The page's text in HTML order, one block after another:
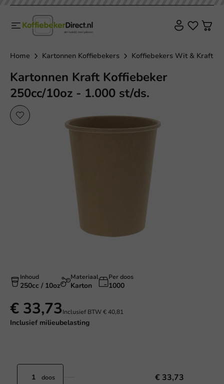
Home Kartonnen Koffiebekers Koffiebekers Wit & Kraft
Kartonnen Kraft Koffiebeker
250cc/10oz - 1.000 st/ds.
Inhoud
250cc / 10oz
Materiaal
Karton
Per doos
1000
€ 33,73Inclusief BTW€ 40,81
Inclusief milieubelasting
doos € 33,73